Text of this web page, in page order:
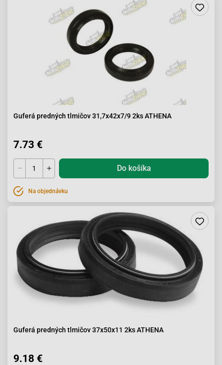
Guferá predných tlmičov 31,7x42x7/9 2ks ATHENA
7.73 €
Do košíka
Na objednávku
Guferá predných tlmičov 37x50x11 2ks ATHENA
9.18 €